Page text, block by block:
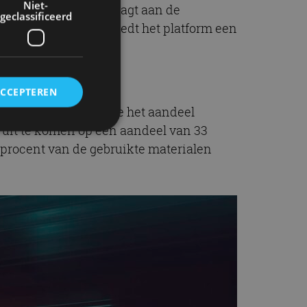
meter, wat bijdraagt aan de
afmetingen, biedt het platform een
Renault verhoogde het aandeel
te komen op een aandeel van 33
van de gebruikte materialen
Niet-
geclassificeerd